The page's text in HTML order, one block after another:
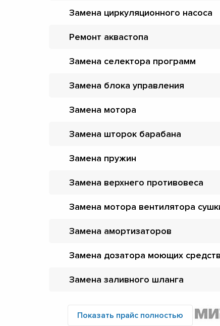
Замена циркуляционного насоса
Ремонт аквастопа
Замена селектора программ
Замена блока управления
Замена мотора
Замена шторок барабана
Замена пружин
Замена верхнего противовеса
Замена мотора вентилятора
Замена амортизаторов
Замена дозатора моющих средств
Замена заливного шланга
Показать прайс полностью